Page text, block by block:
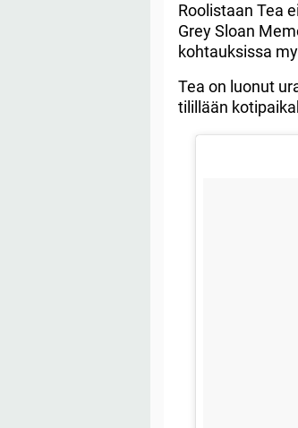
Roolistaan Tea
Grey Sloan
kohtauksissa
Tea on luonut
tilillään